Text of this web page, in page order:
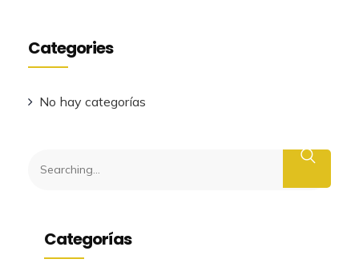
Categories
No hay categorías
Categorías